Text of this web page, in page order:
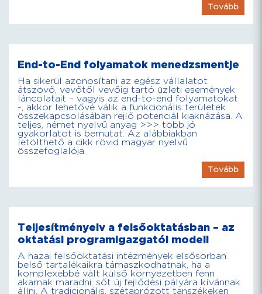
Tovább
End-to-End folyamatok menedzsmentje
Ha sikerül azonosítani az egész vállalatot
átszövő, vevőtől vevőig tartó üzleti események
láncolatait – vagyis az end-to-end folyamatokat
-, akkor lehetővé válik a funkcionális területek
összekapcsolásában rejlő potenciál kiaknázása. A
teljes, német nyelvű anyag >>> több jó
gyakorlatot is bemutat. Az alábbiakban
letölthető a cikk rövid magyar nyelvű
összefoglalója.
Tovább
Teljesítményelv a felsőoktatásban – az
oktatási programigazgatói modell
A hazai felsőoktatási intézmények elsősorban
belső tartalékaikra támaszkodhatnak, ha a
komplexebbé vált külső környezetben fenn
akarnak maradni, sőt új fejlődési pályára kívánnak
állni. A tradicionális, szétaprózott tanszékeken